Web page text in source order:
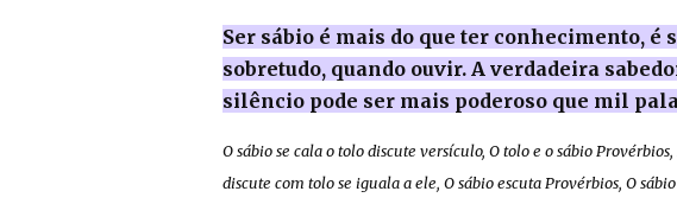
Ser sábio é mais do que ter conhecimento, é
sobretudo, quando ouvir. A verdadeira
silêncio pode ser mais poderoso que mil
O sábio se cala o tolo discute versículo, O tolo e o sábio
discute com tolo se iguala a ele, O sábio escuta Provérbios, O